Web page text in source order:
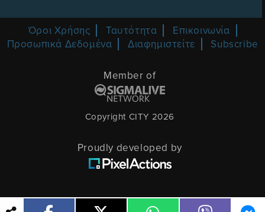
Όροι Χρήσης Ταυτότητα
Επικοινωνία
Προσωπικά Δεδομένα
Διαφημιστείτε Subscribe
Member of
Copyright CITY 2026
Proudly developed by